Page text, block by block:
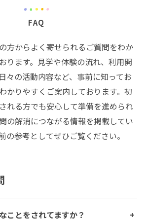
FAQ
方からよく寄せられるご質問をわか
ります。見学や体験の流れ、利用開
々の活動内容など、事前に知ってお
かりやすくご案内しております。初
れる方でも安心して準備を進められ
の解消につながる情報を掲載してい
の参考としてぜひご覧ください。
ことをされてますか？